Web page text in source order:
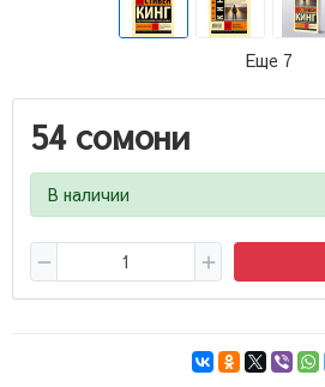
Еще 7
54 сомони
В наличии